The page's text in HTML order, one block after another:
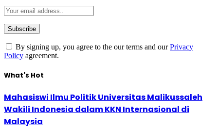
By signing up, you agree to the our terms and ourPrivacy
Policy agreement.
What's Hot
Mahasiswi Ilmu Politik Universitas Malikussaleh
Wakili Indonesia dalam KKN Internasional di
Malaysia